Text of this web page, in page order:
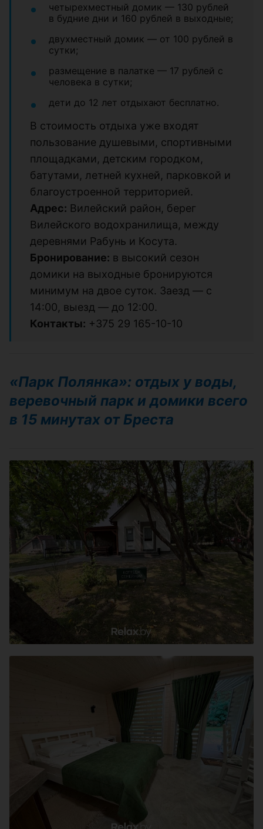
четырехместный домик — 130 рублей
в будние дни и 160 рублей в выходные;
двухместный домик — от 100 рублей в
сутки;
размещение в палатке — 17 рублей с
человека в сутки;
дети до 12 лет отдыхают бесплатно.
В стоимость отдыха уже входят
пользование душевыми, спортивными
площадками, детским городком,
батутами, летней кухней, парковкой и
благоустроенной территорией.
Адрес: Вилейский район, берег
Вилейского водохранилища, между
деревнями Рабунь и Косута.
Бронирование: в высокий сезон
домики на выходные бронируются
минимум на двое суток. Заезд — с
14:00, выезд — до 12:00.
Контакты: +375 29 165-10-10
«Парк Полянка»: отдых у воды,
веревочный парк и домики всего
в 15 минутах от Бреста